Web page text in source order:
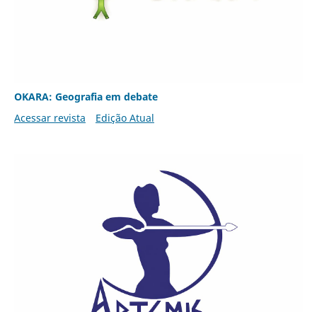
OKARA: Geografia em debate
Acessar revista
Edição Atual